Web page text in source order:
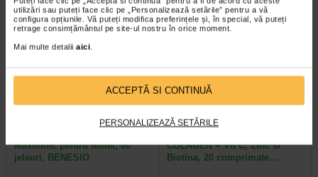
utilizări sau puteți face clic pe „Personalizează setările” pentru a vă
configura opțiunile. Vă puteți modifica preferințele și, în special, vă puteți
retrage consimțământul pe site-ul nostru în orice moment.
Mai multe detalii aici.
ACCEPTĂ SI CONTINUĂ
PERSONALIZEAZĂ SETĂRILE
Maxitonic pentru femei, 60
jeleuri, BENESIO
COLAGEN + Vit C, Zinc si
Biotina, 20 comprimate…